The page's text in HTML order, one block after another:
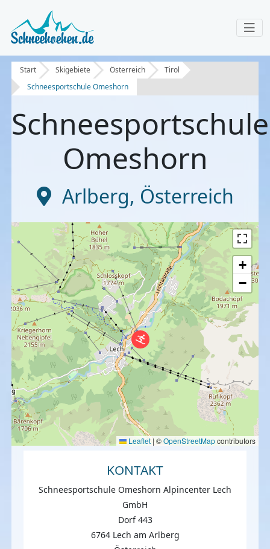
Start Skigebiete Österreich
Tirol
Schneesportschule Omeshorn
Schneesportschule
Omeshorn
Arlberg, Österreich
+
−
Leaflet|©OpenStreetMapcontributors
KONTAKT
Schneesportschule Omeshorn Alpincenter Lech
GmbH
Dorf 443
6764 Lech am Arlberg